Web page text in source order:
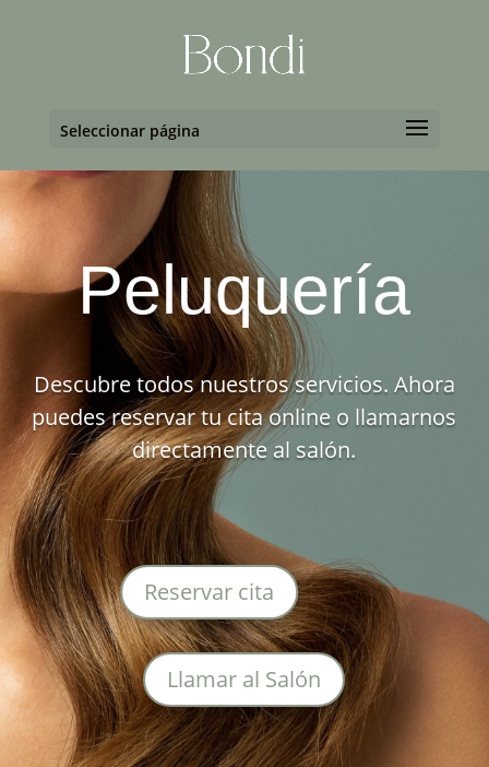
Seleccionar página
Peluquería
Descubre todos nuestros servicios. Ahora
puedes reservar tu cita online o llamarnos
directamente al salón.
Reservar cita
Llamar al Salón